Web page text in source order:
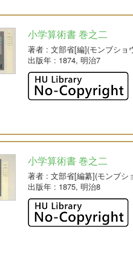
小学算術書 巻之二
著者 : 文部省[編](モンブショ
出版年 : 1874, 明治7
小学算術書 巻之二
著者 : 文部省[編纂](モンブシ
出版年 : 1875, 明治8